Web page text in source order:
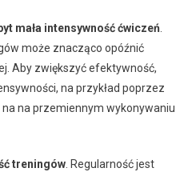
mała intensywność ćwiczeń.
może znacząco opóźnić
Aby zwiększyć efektywność,
na przykład poprzez
na przemiennym wykonywaniu
treningów. Regularność jest